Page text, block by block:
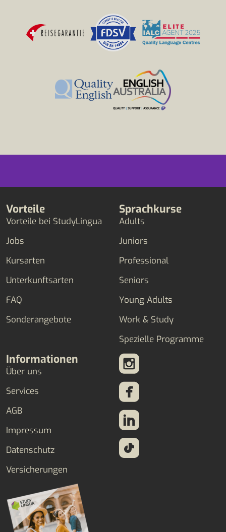
Vorteile
Vorteile bei StudyLingua
Jobs
Kursarten
Unterkunftsarten
FAQ
Sonderangebote
Sprachkurse
Adults
Juniors
Professional
Seniors
Young Adults
Work & Study
Spezielle Programme
Informationen
Über uns
Services
AGB
Impressum
Datenschutz
Versicherungen